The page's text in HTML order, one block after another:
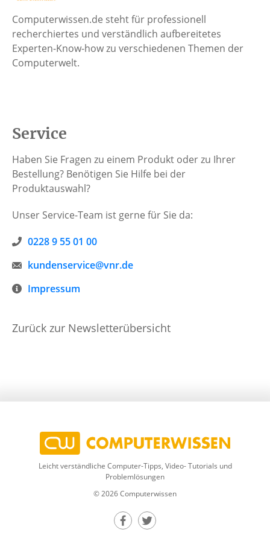
Computerwissen.de steht für professionell
recherchiertes und verständlich aufbereitetes
Experten-Know-how zu verschiedenen Themen der
Computerwelt.
Service
Haben Sie Fragen zu einem Produkt oder zu Ihrer
Bestellung? Benötigen Sie Hilfe bei der
Produktauswahl?
Unser Service-Team ist gerne für Sie da:
0228 9 55 01 00
kundenservice@vnr.de
Impressum
Zurück zur Newsletterübersicht
Leicht verständliche Computer-Tipps, Video- Tutorials und
Problemlösungen
© 2026 Computerwissen
Teilen auf Facebook
Teilen auf Twitter